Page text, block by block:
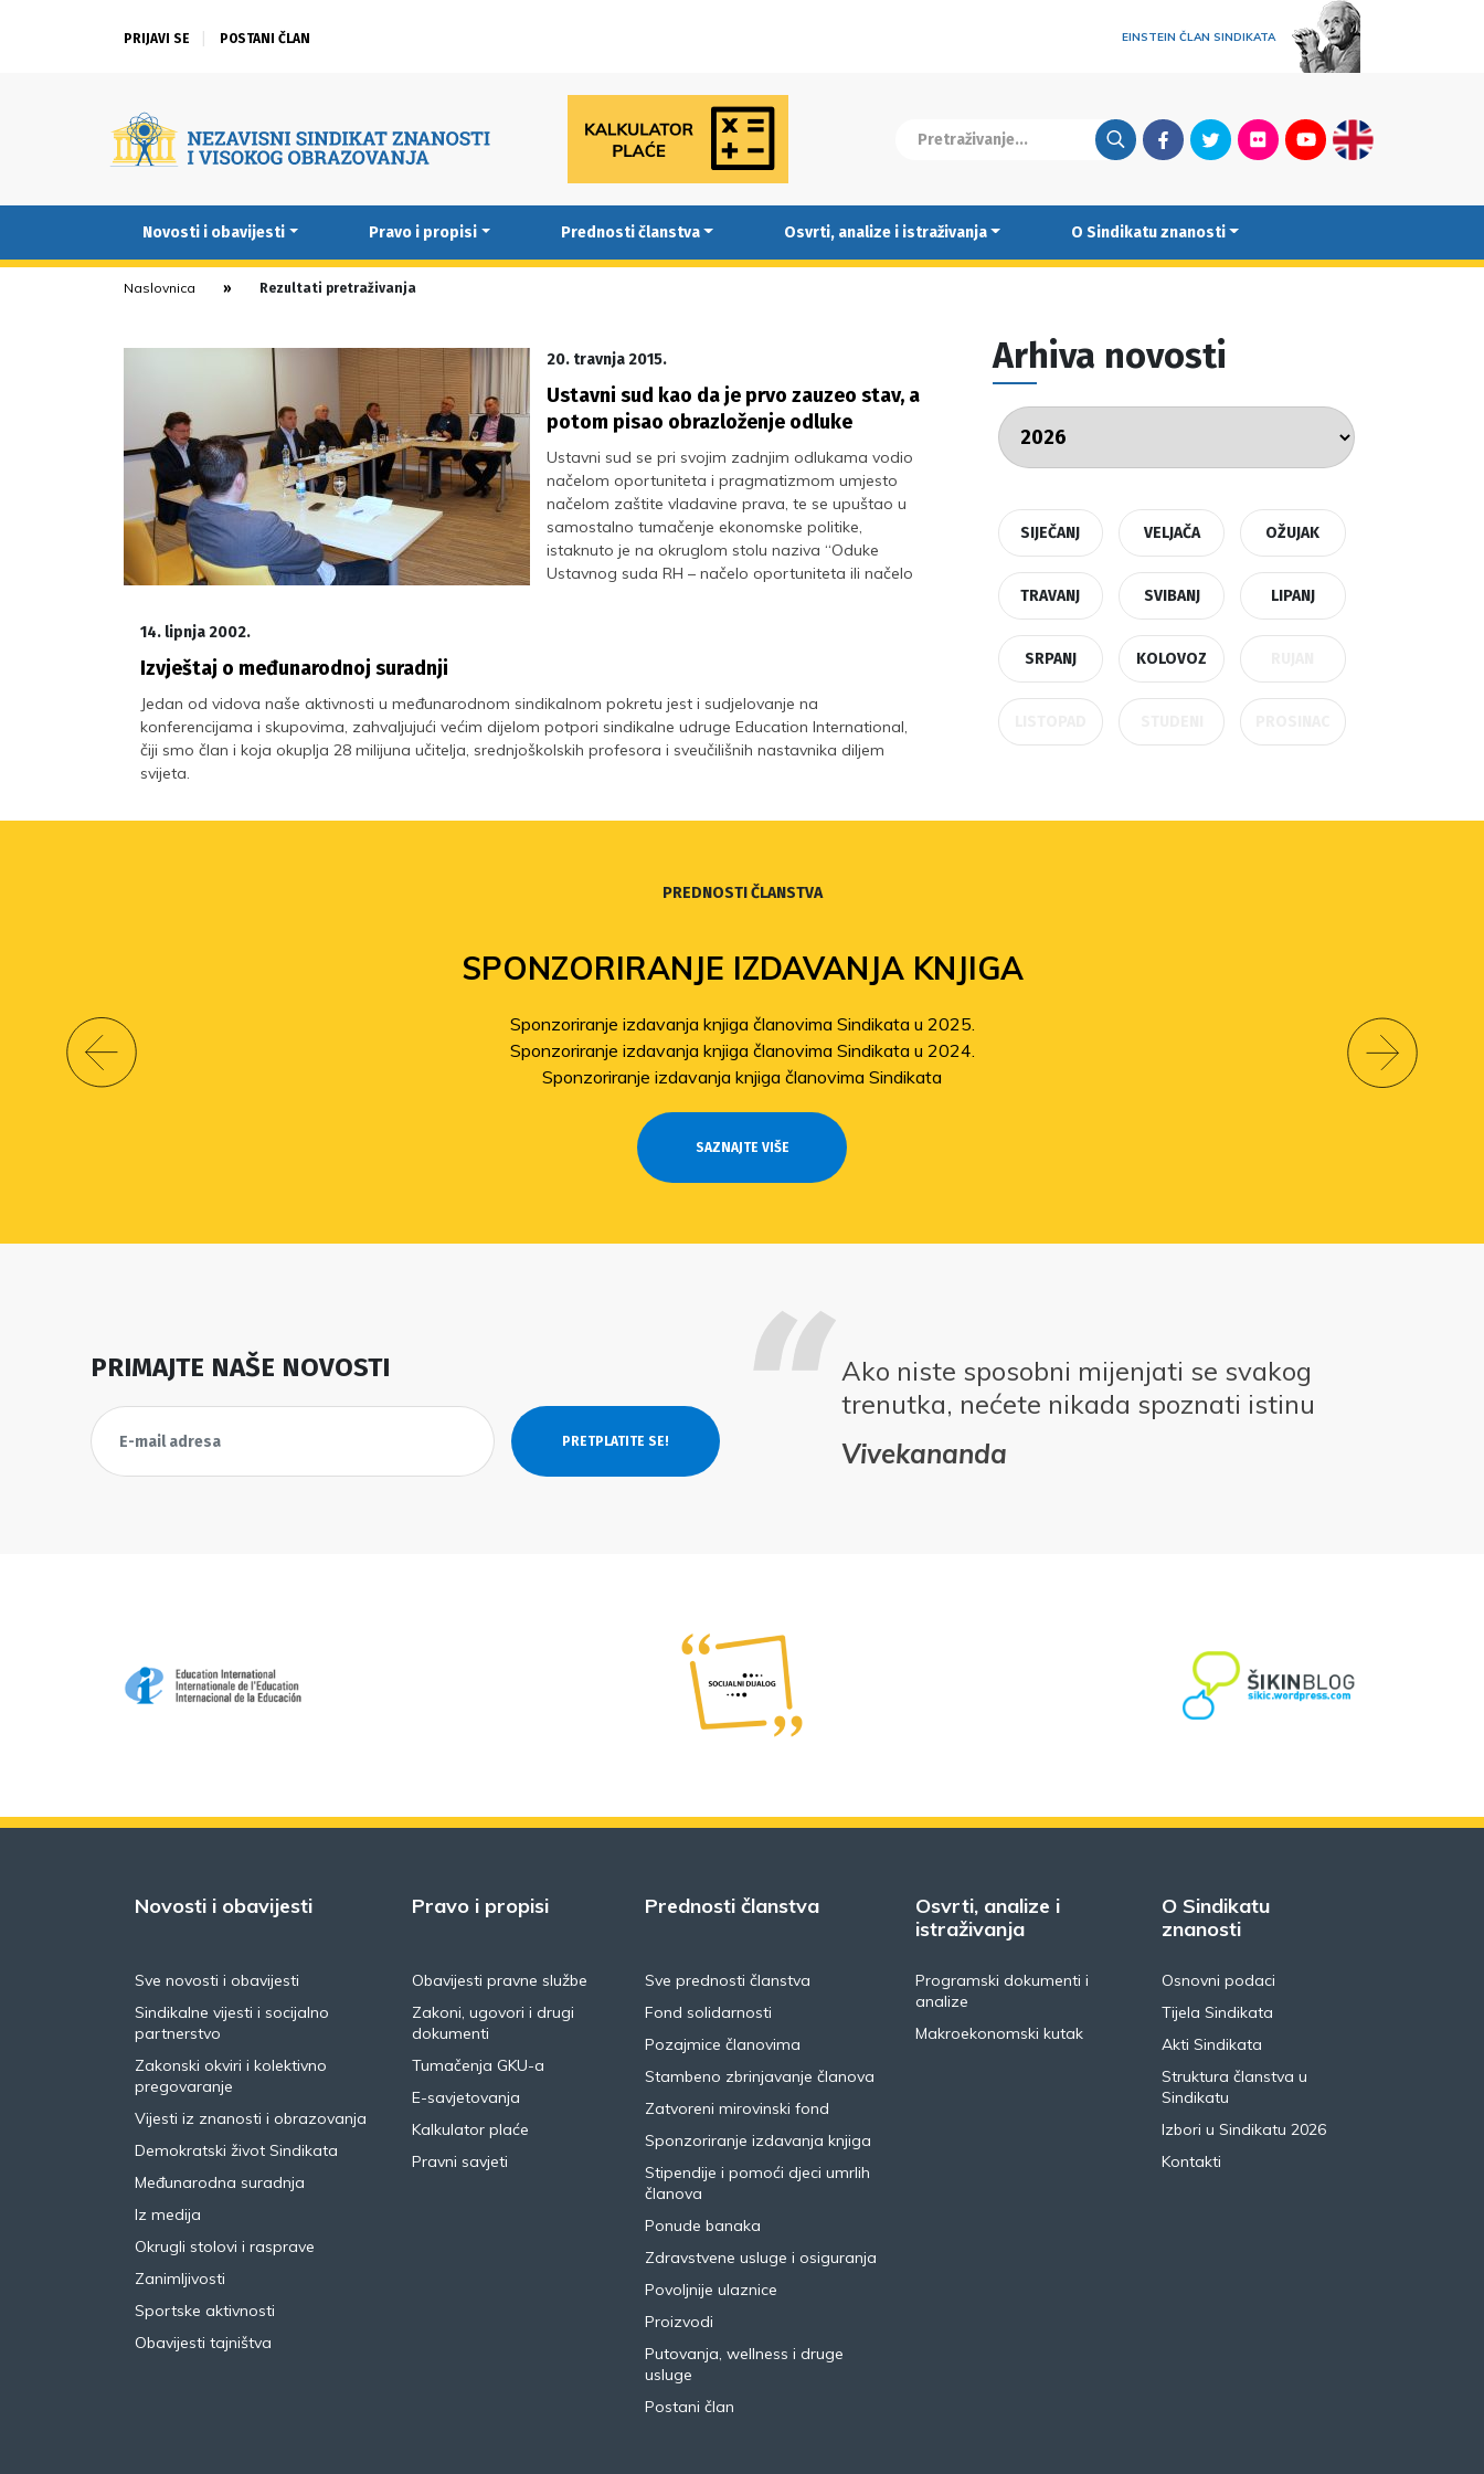
PRIJAVI SE POSTANI ČLAN EINSTEIN ČLAN SINDIKATA
FacebookTwitterFlickrYoutubeEnglish
Novosti i obavijesti Pravo i propisi Prednosti članstva Osvrti, analize i istraživanja O Sindikatu znanosti
Naslovnica Rezultati pretraživanja
20. travnja 2015.
Ustavni sud kao da je prvo zauzeo stav, a
potom pisao obrazloženje odluke
Ustavni sud se pri svojim zadnjim odlukama vodio
načelom oportuniteta i pragmatizmom umjesto
načelom zaštite vladavine prava, te se upuštao u
samostalno tumačenje ekonomske politike,
istaknuto je na okruglom stolu naziva “Oduke
Ustavnog suda RH – načelo oportuniteta ili načelo
14. lipnja 2002.
Izvještaj o međunarodnoj suradnji
Jedan od vidova naše aktivnosti u međunarodnom sindikalnom pokretu jest i sudjelovanje na
konferencijama i skupovima, zahvaljujući većim dijelom potpori sindikalne udruge Education International,
čiji smo član i koja okuplja 28 milijuna učitelja, srednjoškolskih profesora i sveučilišnih nastavnika diljem
svijeta.
Arhiva novosti
SIJEČANJ VELJAČA OŽUJAK
TRAVANJ SVIBANJ LIPANJ
SRPANJ KOLOVOZ
PREDNOSTI ČLANSTVA
SPONZORIRANJE IZDAVANJA KNJIGA
Sponzoriranje izdavanja knjiga članovima Sindikata u 2025.
Sponzoriranje izdavanja knjiga članovima Sindikata u 2024.
Sponzoriranje izdavanja knjiga članovima Sindikata
SAZNAJTE VIŠE
PRIMAJTE NAŠE NOVOSTI
Ako niste sposobni mijenjati se svakog
trenutka, nećete nikada spoznati istinu
Vivekananda
Novosti i obavijesti
Sve novosti i obavijesti
Sindikalne vijesti i socijalno
partnerstvo
Zakonski okviri i kolektivno
pregovaranje
Vijesti iz znanosti i obrazovanja
Demokratski život Sindikata
Međunarodna suradnja
Iz medija
Okrugli stolovi i rasprave
Zanimljivosti
Sportske aktivnosti
Obavijesti tajništva
Pravo i propisi
Obavijesti pravne službe
Zakoni, ugovori i drugi
dokumenti
Tumačenja GKU-a
E-savjetovanja
Kalkulator plaće
Pravni savjeti
Prednosti članstva
Sve prednosti članstva
Fond solidarnosti
Pozajmice članovima
Stambeno zbrinjavanje članova
Zatvoreni mirovinski fond
Sponzoriranje izdavanja knjiga
Stipendije i pomoći djeci umrlih
članova
Ponude banaka
Zdravstvene usluge i osiguranja
Povoljnije ulaznice
Proizvodi
Putovanja, wellness i druge
usluge
Postani član
Osvrti, analize i
istraživanja
Programski dokumenti i
analize
Makroekonomski kutak
O Sindikatu
znanosti
Osnovni podaci
Tijela Sindikata
Akti Sindikata
Struktura članstva u
Sindikatu
Izbori u Sindikatu 2026
Kontakti